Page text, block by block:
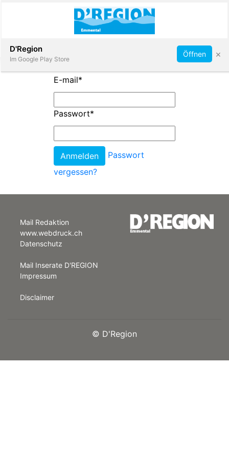
App
Abonnieren
E-mail*
Passwort*
Passwort
vergessen?
Mail Redaktion
www.webdruck.ch
Datenschutz
Mail Inserate D'REGION
Impressum
Disclaimer
© D'Region
D'Region
Im Google Play Store
Öffnen ×